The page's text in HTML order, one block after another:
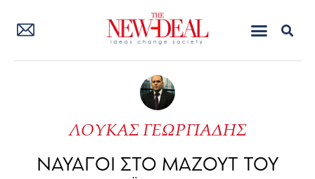
ΛΟΥΚΑΣ ΓΕΩΡΓΙΑΔΗΣ
ΝΑΥΑΓΟΙ ΣΤΟ ΜΑΖΟΥΤ ΤΟΥ